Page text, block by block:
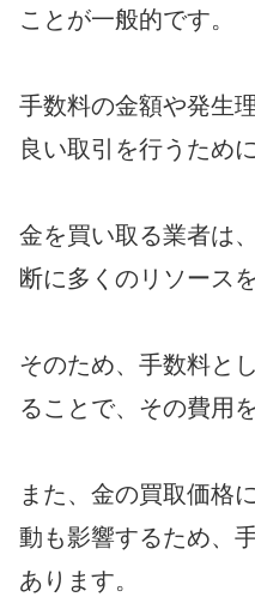
ことが一般的です。
手数料の金額や発生
良い取引を行うため
金を買い取る業者は
断に多くのリソース
そのため、手数料と
ることで、その費用
また、金の買取価格
動も影響するため、
あります。